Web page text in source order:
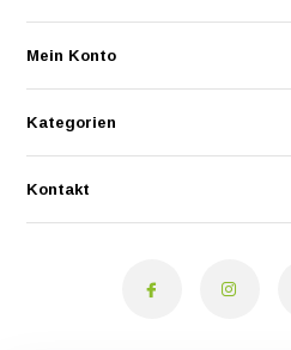
Mein Konto
Kategorien
Kontakt